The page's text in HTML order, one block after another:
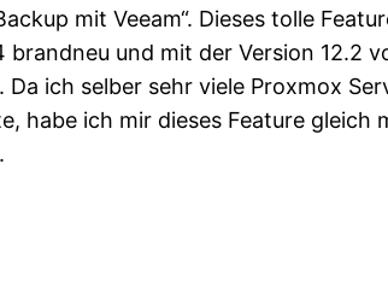
mit Veeam“. Dieses tolle
brandneu und mit der Version 12.2
Da ich selber sehr viele Proxmox
habe ich mir dieses Feature gleich